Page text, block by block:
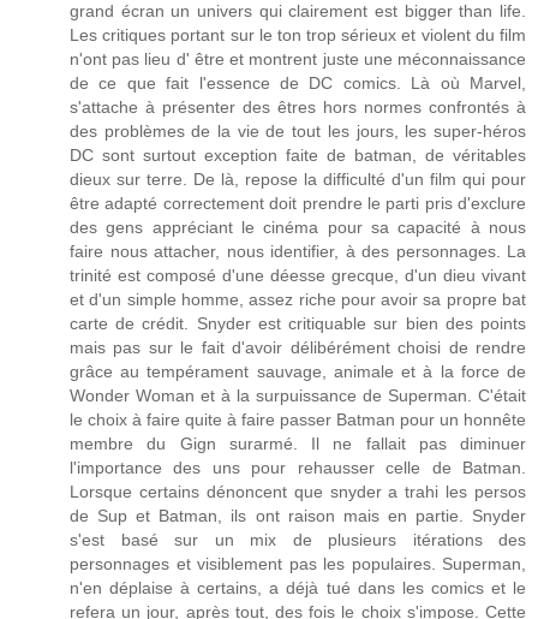
grand écran un univers qui clairement est bigger than life.
Les critiques portant sur le ton trop sérieux et violent du film
n'ont pas lieu d' être et montrent juste une méconnaissance
de ce que fait l'essence de DC comics. Là où Marvel,
s'attache à présenter des êtres hors normes confrontés à
des problèmes de la vie de tout les jours, les super-héros
DC sont surtout exception faite de batman, de véritables
dieux sur terre. De là, repose la difficulté d'un film qui pour
être adapté correctement doit prendre le parti pris d'exclure
des gens appréciant le cinéma pour sa capacité à nous
faire nous attacher, nous identifier, à des personnages. La
trinité est composé d'une déesse grecque, d'un dieu vivant
et d'un simple homme, assez riche pour avoir sa propre bat
carte de crédit. Snyder est critiquable sur bien des points
mais pas sur le fait d'avoir délibérément choisi de rendre
grâce au tempérament sauvage, animale et à la force de
Wonder Woman et à la surpuissance de Superman. C'était
le choix à faire quite à faire passer Batman pour un honnête
membre du Gign surarmé. Il ne fallait pas diminuer
l'importance des uns pour rehausser celle de Batman.
Lorsque certains dénoncent que snyder a trahi les persos
de Sup et Batman, ils ont raison mais en partie. Snyder
s'est basé sur un mix de plusieurs itérations des
personnages et visiblement pas les populaires. Superman,
n'en déplaise à certains, a déjà tué dans les comics et le
refera un jour, après tout, des fois le choix s'impose. Cette